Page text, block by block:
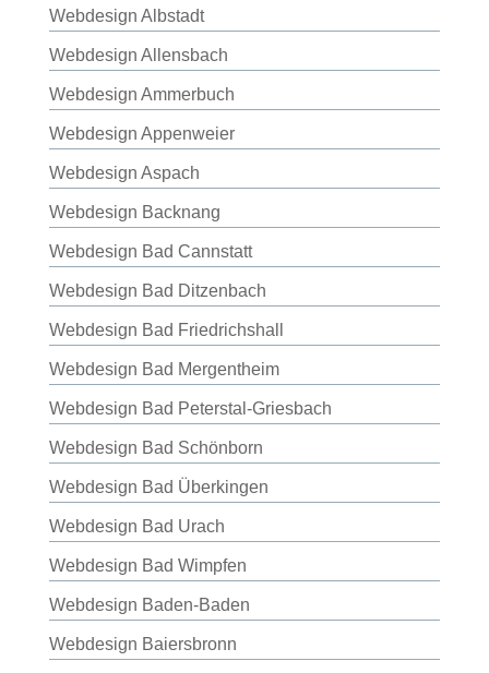
Webdesign Albstadt
Webdesign Allensbach
Webdesign Ammerbuch
Webdesign Appenweier
Webdesign Aspach
Webdesign Backnang
Webdesign Bad Cannstatt
Webdesign Bad Ditzenbach
Webdesign Bad Friedrichshall
Webdesign Bad Mergentheim
Webdesign Bad Peterstal-Griesbach
Webdesign Bad Schönborn
Webdesign Bad Überkingen
Webdesign Bad Urach
Webdesign Bad Wimpfen
Webdesign Baden-Baden
Webdesign Baiersbronn